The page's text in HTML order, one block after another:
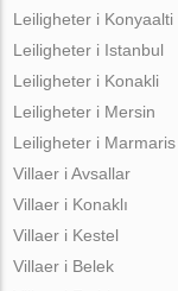
Leiligheter i Konyaalti
Leiligheter i Istanbul
Leiligheter i Konakli
Leiligheter i Mersin
Leiligheter i Marmaris
Villaer i Avsallar
Villaer i Konaklı
Villaer i Kestel
Villaer i Belek